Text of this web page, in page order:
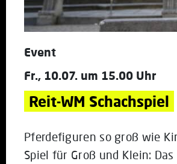
Event
Fr., 10.07. um 15.00 Uhr
Reit-WM Schachspiel
Pferdefiguren so groß wie
Spiel für Groß und Klein: